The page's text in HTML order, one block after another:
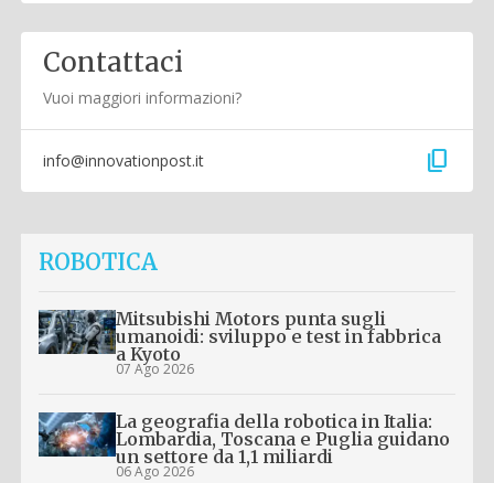
Contattaci
Vuoi maggiori informazioni?
info@innovationpost.it content_copy
ROBOTICA
Mitsubishi Motors punta sugli
umanoidi: sviluppo e test in fabbrica
a Kyoto
07 Ago 2026
La geografia della robotica in Italia:
Lombardia, Toscana e Puglia guidano
un settore da 1,1 miliardi
06 Ago 2026